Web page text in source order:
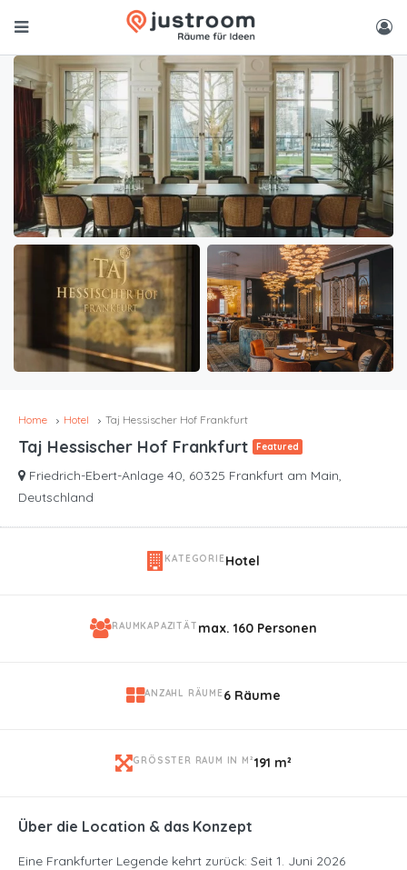
Home Hotel Taj Hessischer Hof Frankfurt
Taj Hessischer Hof Frankfurt Featured
Friedrich-Ebert-Anlage 40, 60325 Frankfurt am Main,
Deutschland
KATEGORIE Hotel
RAUMKAPAZITÄT max. 160 Personen
ANZAHL RÄUME 6 Räume
GRÖSSTER RAUM IN M² 191 m²
Über die Location & das Konzept
Eine Frankfurter Legende kehrt zurück: Seit 1. Juni 2026